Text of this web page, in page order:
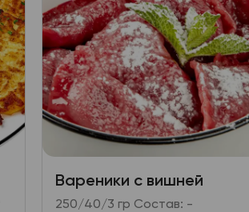
Вареники с вишней
250/40/3 гр Состав: -